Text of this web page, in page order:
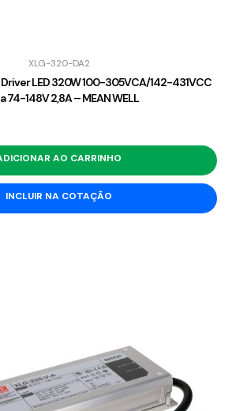
XLG-320-DA2
LED 320W 100-305VCA/142-431VCC
74-148V 2,8A – MEAN WELL
AO CARRINHO
INCLUIR NA COTAÇÃO